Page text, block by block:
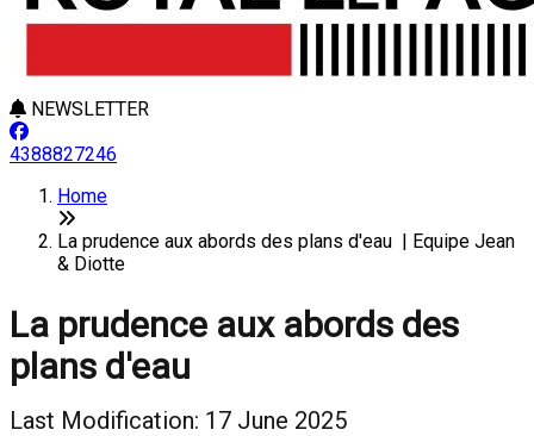
NEWSLETTER
4388827246
Home
La prudence aux abords des plans d'eau | Equipe Jean
& Diotte
La prudence aux abords des
plans d'eau
Last Modification: 17 June 2025